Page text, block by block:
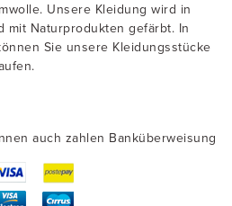
Unsere Kleidung wird in
mit Naturprodukten gefärbt. In
Sie unsere Kleidungsstücke
auch zahlen Banküberweisung